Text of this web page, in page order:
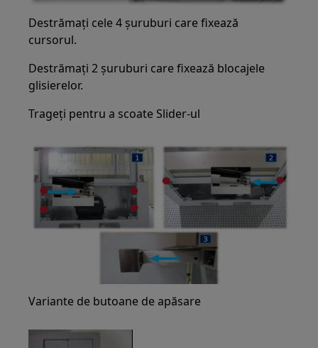
Destrămați cele 4 șuruburi care fixează
cursorul.
Destrămați 2 șuruburi care fixează blocajele
glisierelor.
Trageți pentru a scoate Slider-ul
Variante de butoane de apăsare